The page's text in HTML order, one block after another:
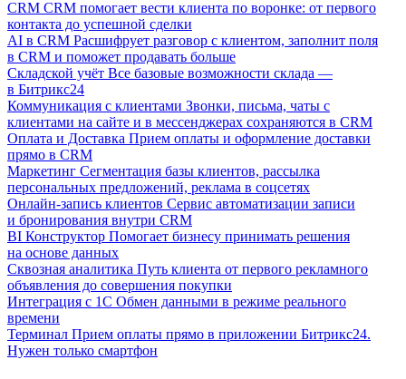
CRM CRM помогает вести клиента по воронке: от первого
контакта до успешной сделки
AI в CRM Расшифрует разговор с клиентом, заполнит поля
в CRM и поможет продавать больше
Складской учёт Все базовые возможности склада —
в Битрикс24
Коммуникация с клиентами Звонки, письма, чаты с
клиентами на сайте и в мессенджерах сохраняются в CRM
Оплата и Доставка Прием оплаты и оформление доставки
прямо в CRM
Маркетинг Сегментация базы клиентов, рассылка
персональных предложений, реклама в соцсетях
Онлайн-запись клиентов Сервис автоматизации записи
и бронирования внутри CRM
BI Конструктор Помогает бизнесу принимать решения
на основе данных
Сквозная аналитика Путь клиента от первого рекламного
объявления до совершения покупки
Интеграция с 1С Обмен данными в режиме реального
времени
Терминал Прием оплаты прямо в приложении Битрикс24.
Нужен только смартфон